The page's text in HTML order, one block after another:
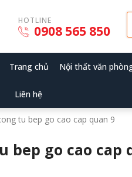
HOTLINE
0908 565 850
Trang chủ Nội thất văn
Liên hệ
tu bep go cao cap quan 9
bep go cao cap